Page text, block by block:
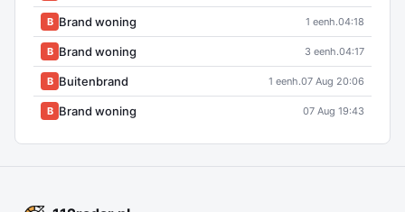
B Brand woning 1 eenh.04:18
B Brand woning 3 eenh.04:17
B Buitenbrand 1 eenh.07 Aug 20:06
B Brand woning 07 Aug 19:43